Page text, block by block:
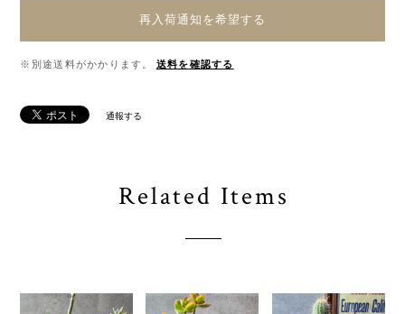
再入荷通知を希望する
※別途送料がかかります。 送料を確認する
通報する
Related Items